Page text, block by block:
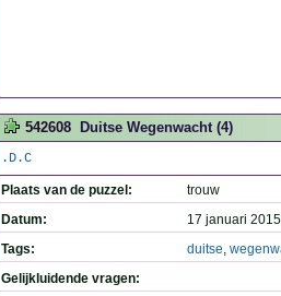
542608 Duitse Wegenwacht (4)
.D.C
Plaats van de puzzel:
trouw
Datum:
17 januari
Tags:
duitse,
Gelijkluidende vragen: